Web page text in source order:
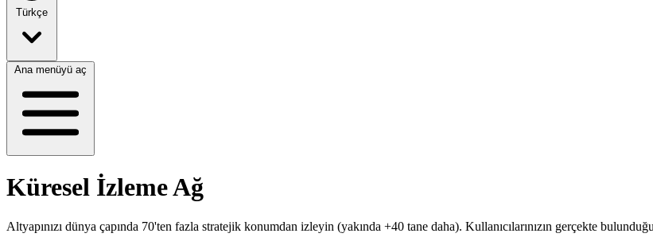
Türkçe
Ana menüyü aç
Küresel İzlemeAğ
Altyapınızı dünya çapında 70'ten fazla stratejik konumdan izleyin (yakında +40 tane daha). Kullanıcılarınızın gerçekte